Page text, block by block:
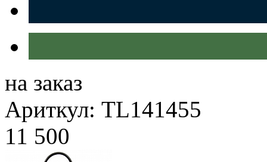
на заказ
Ариткул: TL141455
11 500